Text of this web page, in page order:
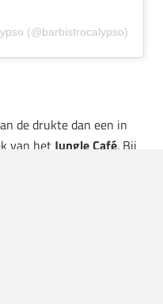
(@barbistrocalypso)
de drukte dan een in
van het Jungle Café. Bij